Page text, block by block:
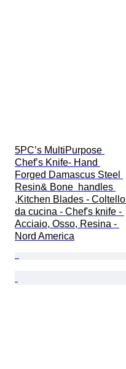
5PC’s MultiPurpose
Chef’s Knife- Hand
Forged Damascus Steel
Resin& Bone  handles
,Kitchen Blades - Coltello
da cucina - Chef's knife -
Acciaio, Osso, Resina -
Nord America